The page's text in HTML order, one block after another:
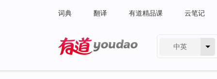
词典 翻译 有道精品课 云笔记
中英